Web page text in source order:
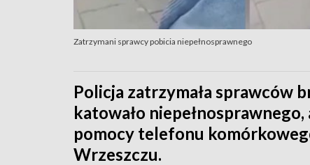
Zatrzymani sprawcy pobicia niepełnosprawnego
Policja zatrzymała sprawców
katowało
pomocy telefonu
Wrzeszczu.